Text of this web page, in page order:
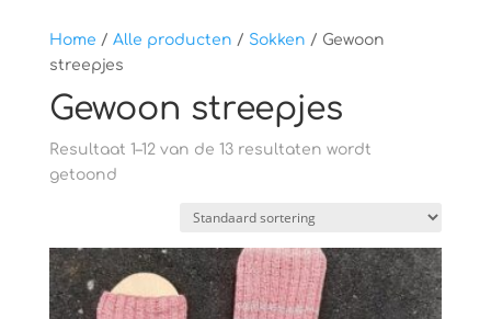
Home / Alle producten / Sokken / Gewoon
streepjes
Gewoon streepjes
Resultaat 1–12 van de 13 resultaten wordt
getoond